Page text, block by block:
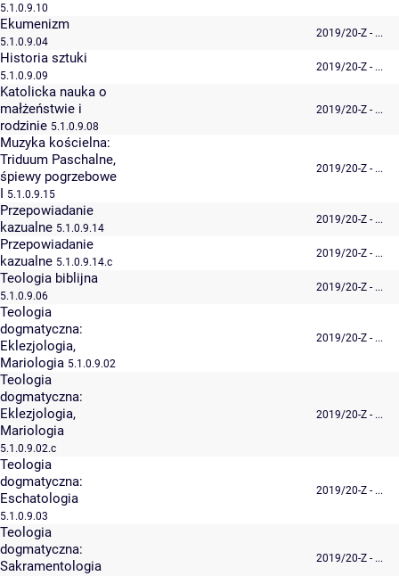
5.1.0.9.10
Ekumenizm
5.1.0.9.04
2019/20-Z - ...
Historia sztuki
5.1.0.9.09
2019/20-Z - ...
Katolicka nauka o
małżeństwie i
rodzinie 5.1.0.9.08
2019/20-Z - ...
Muzyka kościelna:
Triduum Paschalne,
śpiewy pogrzebowe
I 5.1.0.9.15
2019/20-Z - ...
Przepowiadanie
kazualne 5.1.0.9.14
2019/20-Z - ...
Przepowiadanie
kazualne 5.1.0.9.14.c
2019/20-Z - ...
Teologia biblijna
5.1.0.9.06
2019/20-Z - ...
Teologia
dogmatyczna:
Eklezjologia,
Mariologia 5.1.0.9.02
2019/20-Z - ...
Teologia
dogmatyczna:
Eklezjologia,
Mariologia
5.1.0.9.02.c
2019/20-Z - ...
Teologia
dogmatyczna:
Eschatologia
5.1.0.9.03
2019/20-Z - ...
Teologia
dogmatyczna:
Sakramentologia
2019/20-Z - ...